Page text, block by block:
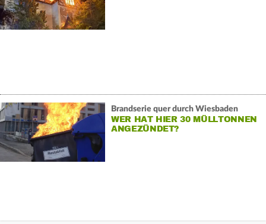
Brandserie quer durch Wiesbaden
WER HAT HIER 30 MÜLLTONNEN
ANGEZÜNDET?